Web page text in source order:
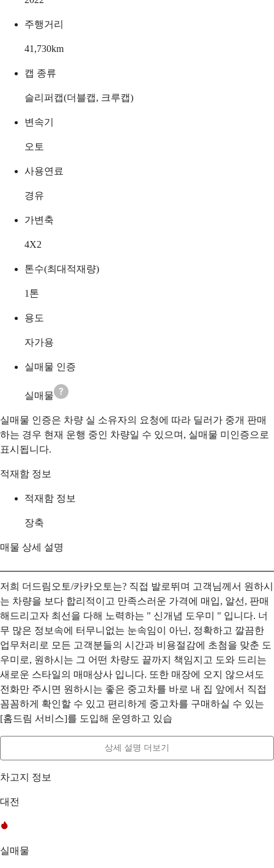
주행거리
41,730km
캡 종류
슬리퍼캡(더블캡, 크루캡)
변속기
오토
사용연료
경유
가변축
4X2
톤수(최대적재량)
1 톤
용도
자가용
실매물 인증
실매물
실매물 인증은 차량 실 소유자의 요청에 따라 딜러가 중개 판매
하는 경우 현재 운행 중인 차량일 수 있으며, 실매물 미인증으로
표시됩니다.
적재함 정보
적재함 정보
장축
매물 상세 설명
저희 더드림오토/카카오토는? 직접 발로뛰며 고객님께서 원하시
는 차량을 보다 합리적이고 만족스러운 가격에 매입, 알선, 판매
해드리고자 최선을 다해 노력하는 " 신개념 도우미 " 입니다. 너
무 많은 정보속에 터무니없는 눈속임이 아닌, 정확하고 깔끔한
업무처리로 모든 고객분들의 시간과 비용절감에 초첨을 맞춘 도
우미로, 원하시는 그 어떤 차량도 끝까지 책임지고 도와 드리는
새로운 스타일의 매매상사 입니다. 또한 매장에 오지 않으셔도
전화만 주시면 원하시는 좋은 중고차를 바로 내 집 앞에서 직접
꼼꼼하게 확인할 수 있고 편리하게 중고차를 구매하실 수 있는
[홈드림 서비스]를 도입해 운영하고 있습
상세 설명 더보기
차고지 정보
대전
실매물